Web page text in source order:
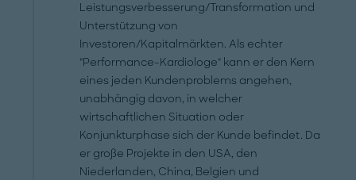
Leistungsverbesserung/Transformation und
Unterstützung von
Investoren/Kapitalmärkten. Als echter
"Performance-Kardiologe" kann er den Kern
eines jeden Kundenproblems angehen,
unabhängig davon, in welcher
wirtschaftlichen Situation oder
Konjunkturphase sich der Kunde befindet. Da
er große Projekte in den USA, den
Niederlanden, China, Belgien und